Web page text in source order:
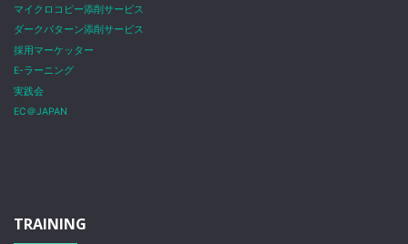
マイクロコピー添削サービス
ダークパターン添削サービス
採用マーケッター
E-ラーニング
実践会
EC＠JAPAN
TRAINING